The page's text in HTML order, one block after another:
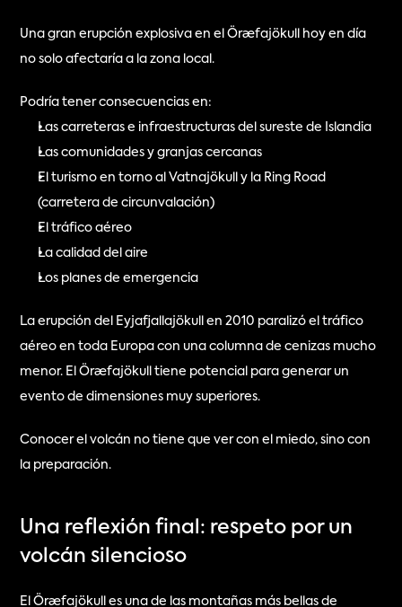
Una gran erupción explosiva en el Öræfajökull hoy en día
no solo afectaría a la zona local.
Podría tener consecuencias en:
Las carreteras e infraestructuras del sureste de Islandia
Las comunidades y granjas cercanas
El turismo en torno al Vatnajökull y la Ring Road
(carretera de circunvalación)
El tráfico aéreo
La calidad del aire
Los planes de emergencia
La erupción del Eyjafjallajökull en 2010 paralizó el tráfico
aéreo en toda Europa con una columna de cenizas mucho
menor. El Öræfajökull tiene potencial para generar un
evento de dimensiones muy superiores.
Conocer el volcán no tiene que ver con el miedo, sino con
la preparación.
Una reflexión final: respeto por un
volcán silencioso
El Öræfajökull es una de las montañas más bellas de